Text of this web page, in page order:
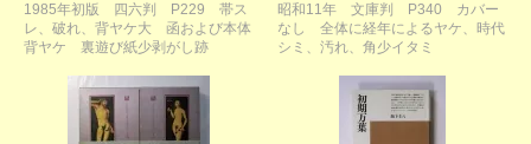
1985年初版 四六判 P229 帯ス
レ、破れ、背ヤケ大 函および本体
背ヤケ 裏遊び紙少剥がし跡
昭和11年 文庫判 P340 カバー
なし 全体に経年によるヤケ、時代
シミ、汚れ、角少イタミ